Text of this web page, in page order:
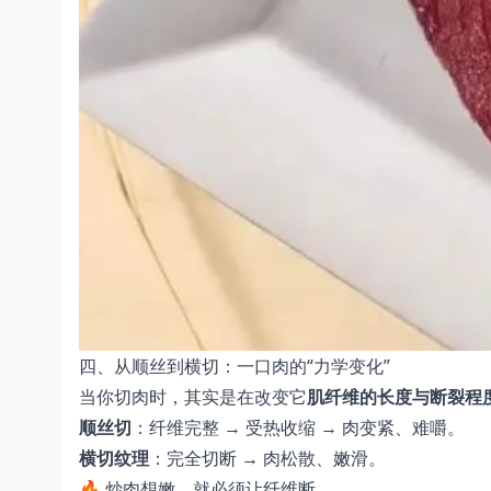
四、从顺丝到横切：一口肉的“力学变化”
当你切肉时，其实是在改变它肌纤维的长度与断裂程
顺丝切 ：纤维完整 → 受热收缩 → 肉变紧、难嚼。
横切纹理 ：完全切断 → 肉松散、嫩滑。